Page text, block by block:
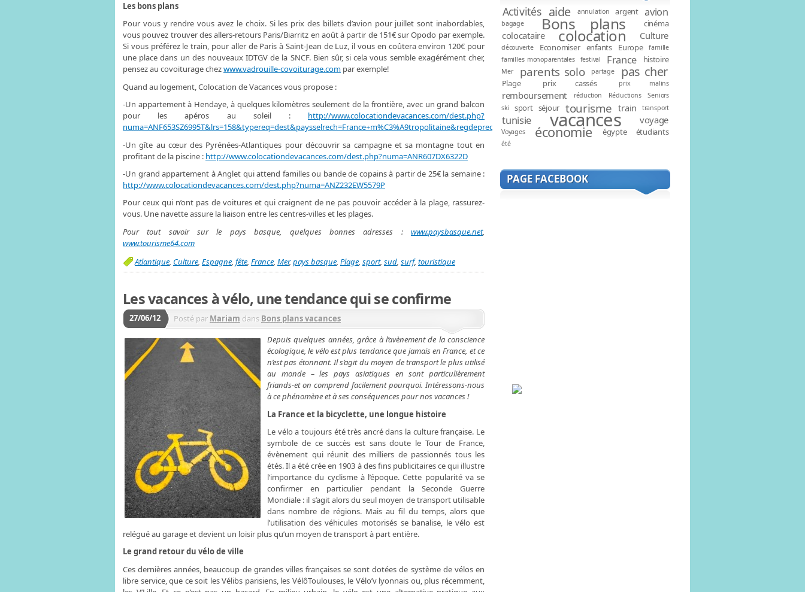
Les bons plans
Pour vous y rendre vous avez le choix. Si les prix des billets d’avion pour juillet sont inabordables,
vous pouvez trouver des allers-retours Paris/Biarritz en août à partir de 151€ sur Opodo par exemple.
Si vous préférez le train, pour aller de Paris à Saint-Jean de Luz, il vous en coûtera environ 120€ pour
une place dans un des nouveaux IDTGV de la SNCF. Bien sûr, si cela vous semble exagérément cher,
pensez au covoiturage chezwww.vadrouille-covoiturage.com par exemple!
Quand au logement, Colocation de Vacances vous propose :
-Un appartement à Hendaye, à quelques kilomètres seulement de la frontière, avec un grand balcon
pour les apéros au soleil : http://www.colocationdevacances.com/dest.php?
numa=ANF653SZ6995T&lrs=158&typereq=dest&paysselrech=France+m%C3%A9tropolitaine&regdeprech=2/64&currentPage=1
-Un gîte au cœur des Pyrénées-Atlantiques pour découvrir sa campagne et sa montagne tout en
profitant de la piscine : http://www.colocationdevacances.com/dest.php?numa=ANR607DX6322D
-Un grand appartement à Anglet qui attend familles ou bande de copains à partir de 25€ la semaine :
http://www.colocationdevacances.com/dest.php?numa=ANZ232EW5579P
Pour ceux qui n’ont pas de voitures et qui craignent de ne pas pouvoir accéder à la plage, rassurez-
vous. Une navette assure la liaison entre les centres-villes et les plages.
Pour tout savoir sur le pays basque, quelques bonnes adresses : www.paysbasque.net,
www.tourisme64.com
Atlantique, Culture, Espagne, fête, France, Mer,pays basque, Plage, sport, sud, surf, touristique
Les vacances à vélo, une tendance qui se confirme
27/06/12 Posté par Mariam dans Bons plans vacances
Depuis quelques années, grâce à l’avènement de la conscience
écologique, le vélo est plus tendance que jamais en France, et ce
n’est pas étonnant. Il s’agit du moyen de transport le plus utilisé
au monde – les pays asiatiques en sont particulièrement
friands-et on comprend facilement pourquoi. Intéressons-nous
à ce phénomène et à ses conséquences pour nos vacances !
La France et la bicyclette, une longue histoire
Le vélo a toujours été très ancré dans la culture française. Le
symbole de ce succès est sans doute le Tour de France,
évènement qui réunit des milliers de passionnés tous les
étés. Il a été crée en 1903 à des fins publicitaires ce qui illustre
l’importance du cyclisme à l’époque. Cette popularité va se
confirmer en particulier pendant la Seconde Guerre
Mondiale : il s’agit alors du seul moyen de transport utilisable
dans nombre de régions. Mais au fil du temps, alors que
l’utilisation des véhicules motorisés se banalise, le vélo est
relégué au garage et devient un loisir plus qu’un moyen de transport à part entière.
Le grand retour du vélo de ville
Ces dernières années, beaucoup de grandes villes françaises se sont dotées de système de vélos en
libre service, que ce soit les Vélibs parisiens, les VélôToulouses, le Vélo’v lyonnais ou, plus récemment,
Activités aide annulation argent avion
bagage Bons plans cinéma
colocataire colocation Culture
découverte Economiser enfants Europe
famille
familles monoparentales
festival France histoire
Mer parents solo partage pas cher
Plage prix cassés prix malins
remboursement réduction Réductions
Seniors
ski
sport séjour tourisme train transport
tunisie vacances voyage
Voyages économie égypte étudiants
été
PAGE FACEBOOK